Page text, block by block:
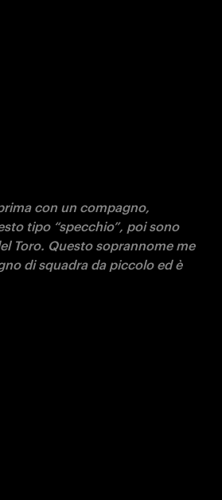
con un compagno,
tipo “specchio”, poi sono
Toro. Questo soprannome me
di squadra da piccolo ed è